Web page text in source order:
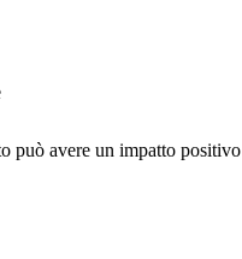
può avere un impatto positivo